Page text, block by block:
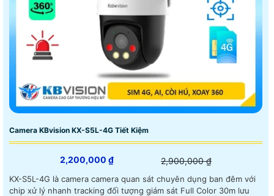
Camera KBvision KX-S5L-4G Tiết Kiệm
2,200,000 ₫ 2,900,000 ₫
KX-S5L-4G là camera camera quan sát chuyên dụng ban đêm với
chip xử lý nhanh tracking đối tượng giám sát Full Color 30m lưu